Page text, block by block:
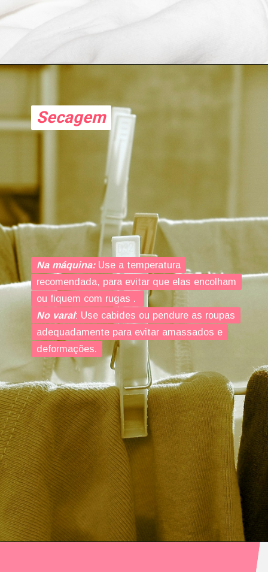
Na máquina:Use a temperatura
recomendada, para evitar que elas encolham
No varal: Use cabides ou pendure as roupas
adequadamente para evitar amassados e
deformações.
Na máquina:Use a temperatura
recomendada, para evitar que elas encolham
ou fiquem com rugas .
No varal: Use cabides ou pendure as roupas
adequadamente para evitar amassados e
deformações.
Secagem
Secagem